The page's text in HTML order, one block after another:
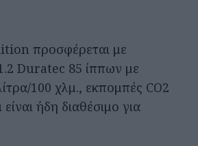
προσφέρεται με
Duratec 85 ίππων με
100 χλμ., εκπομπές CO2
ήδη διαθέσιμο για